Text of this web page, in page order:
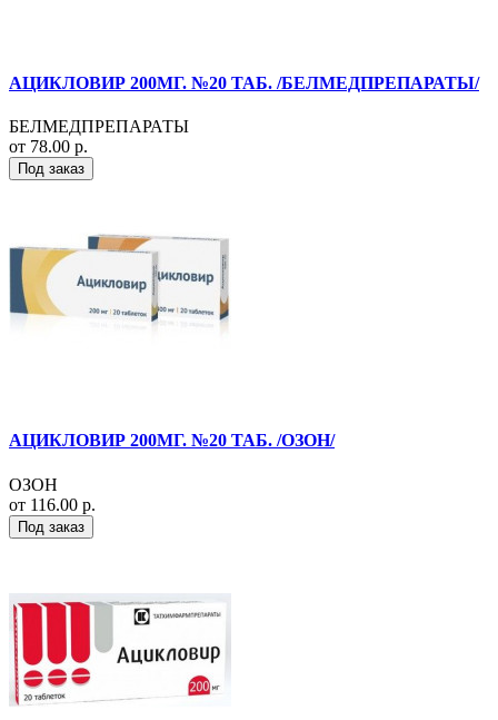
АЦИКЛОВИР 200МГ. №20 ТАБ. /БЕЛМЕДПРЕПАРАТЫ/
БЕЛМЕДПРЕПАРАТЫ
от 78.00 р.
Под заказ
АЦИКЛОВИР 200МГ. №20 ТАБ. /ОЗОН/
ОЗОН
от 116.00 р.
Под заказ